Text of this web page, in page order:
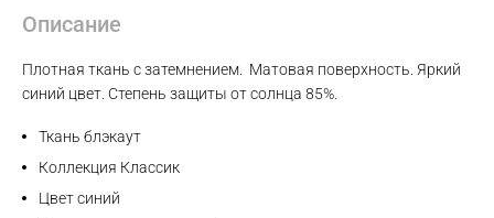
Описание
Плотная ткань с затемнением. Матовая поверхность. Яркий
синий цвет. Степень защиты от солнца 85%.
Ткань блэкаут
Коллекция Классик
Цвет синий
WhatsApp